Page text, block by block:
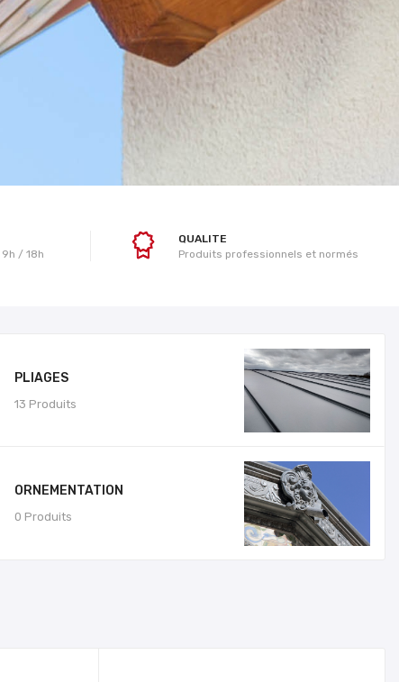
/ 18h
QUALITE
Produits professionnels et normés
PLIAGES
13 Produits
ORNEMENTATION
0 Produits